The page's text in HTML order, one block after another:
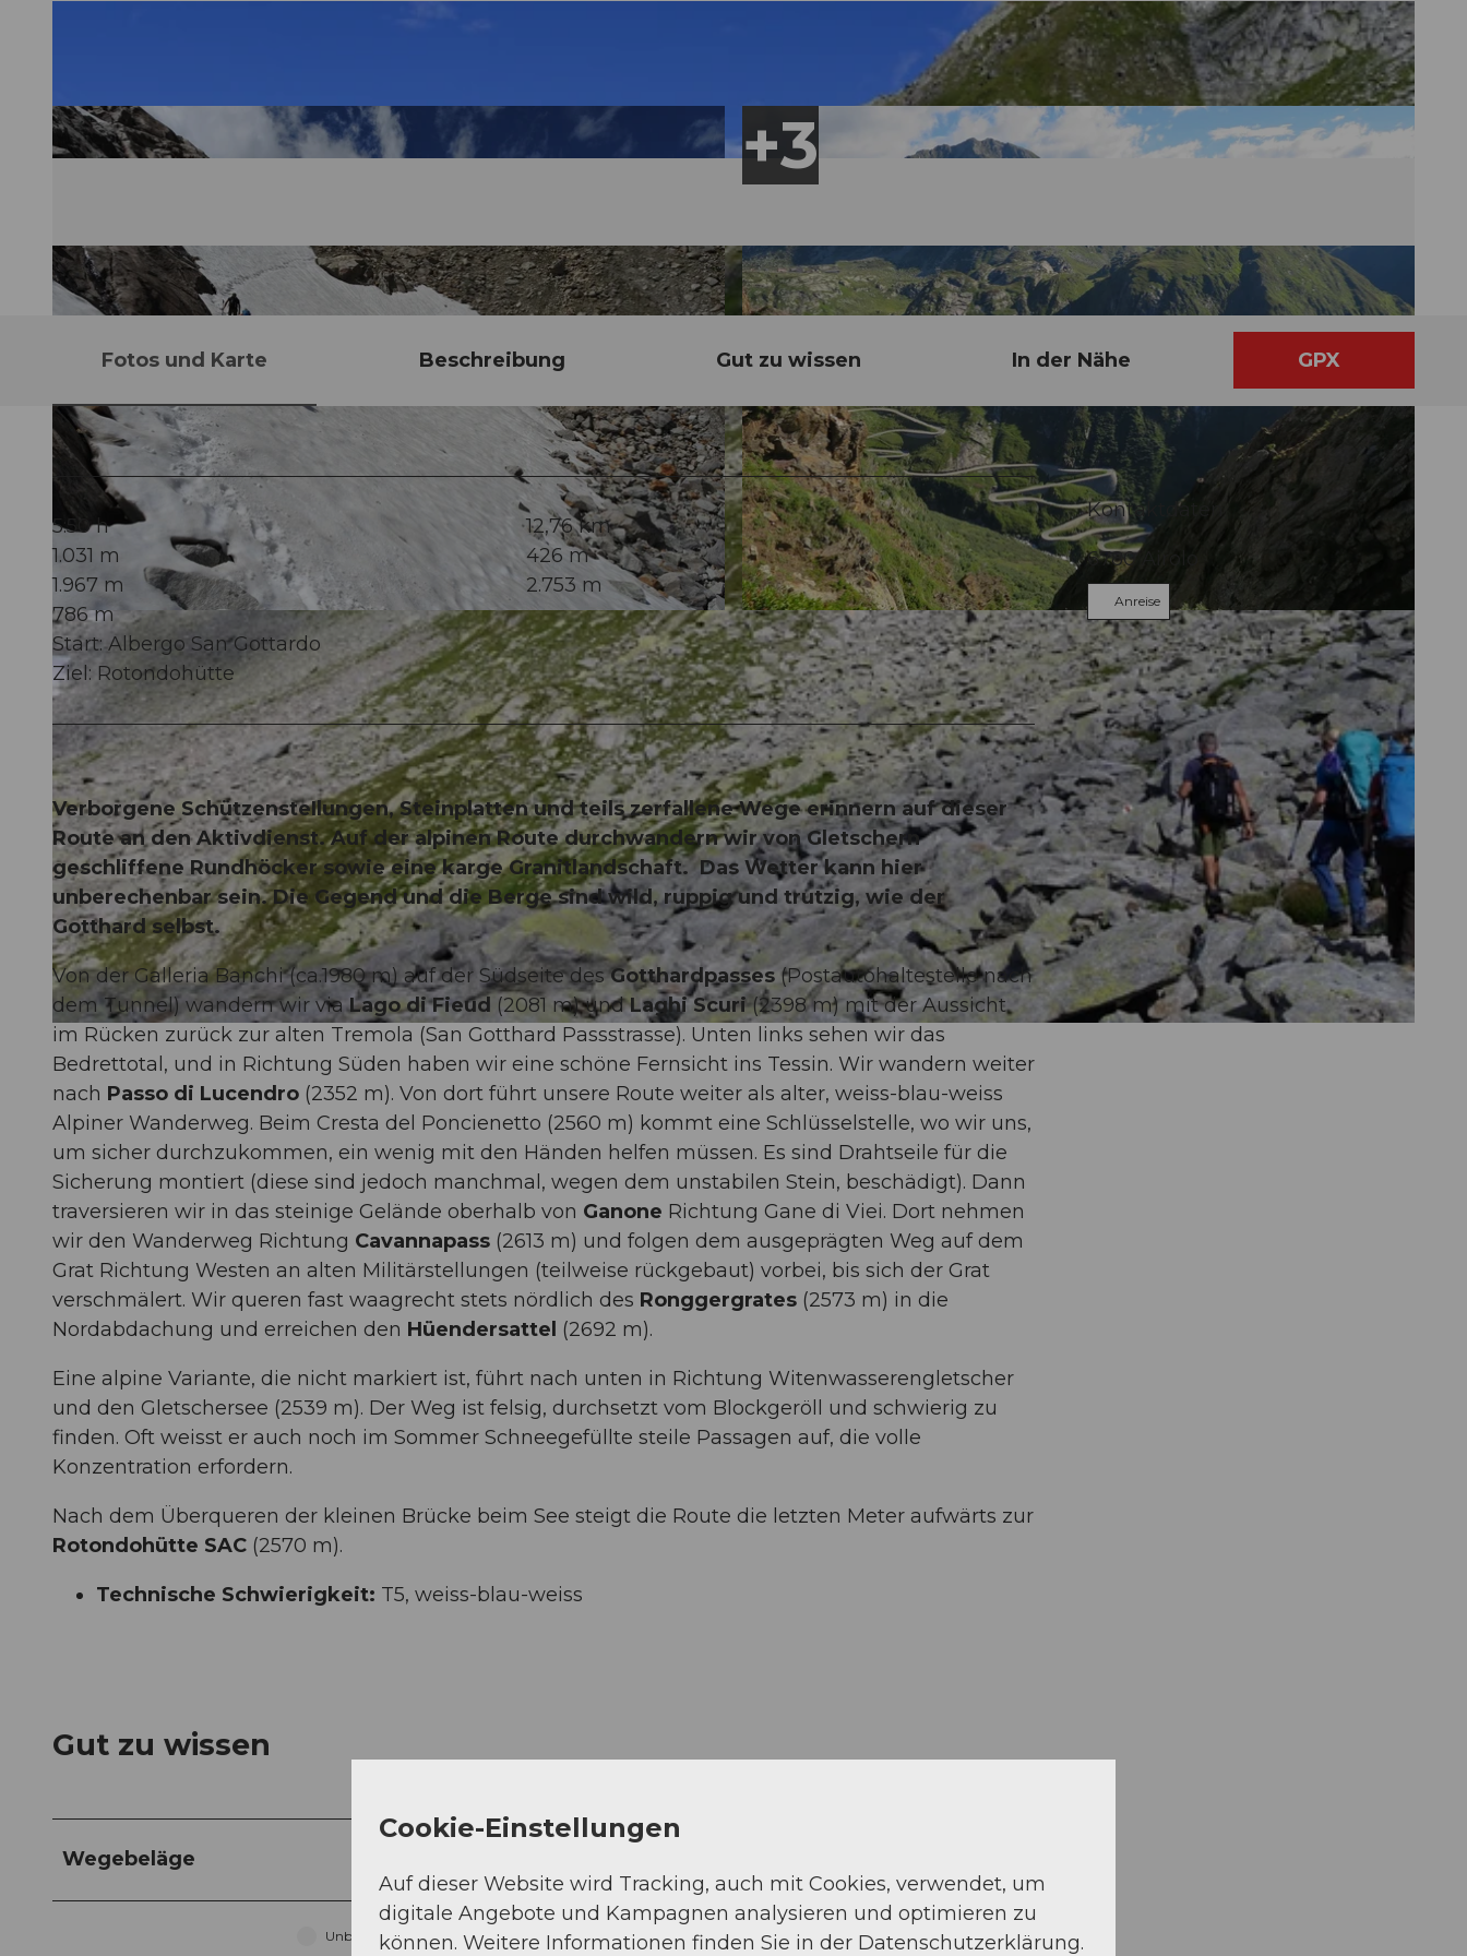
© Markus Fehlmann, Verein Urner Wanderwege | CC-BY
© Sanna Laurén/ Markus Fehlmann, Verein Urner Wanderwege | CC-BY © Sanna Laurén/ Markus Fehlmann, Verein Urner Wanderwege | CC-BY
Fotos und Karte Beschreibung Gut zu wissen In der Nähe GPX
5:50 h
12,76 km
1.031 m
426 m
1.967 m
2.753 m
786 m
Start: Albergo San Gottardo
Ziel: Rotondohütte
Verborgene SchützensteIlungen, Steinplatten und teils zerfallene Wege erinnern auf dieser
Route an den Aktivdienst. Auf der alpinen Route durchwandern wir von Gletschern
geschliffene Rundhöcker sowie eine karge Granitlandschaft. Das Wetter kann hier
unberechenbar sein. Die Gegend und die Berge sind wild, ruppig und trutzig, wie der
Gotthard selbst.
Von der Galleria Banchi (ca.1980 m) auf der Südseite desGotthardpasses (Postautohaltestelle nach
dem Tunnel) wandern wir viaLago di Fieud (2081 m) undLaghi Scuri(2398 m) mit der Aussicht
im Rücken zurück zur alten Tremola (San Gotthard Passstrasse). Unten links sehen wir das
Bedrettotal, und in Richtung Süden haben wir eine schöne Fernsicht ins Tessin. Wir wandern weiter
nach Passo di Lucendro (2352 m). Von dort führt unsere Route weiter als alter, weiss-blau-weiss
Alpiner Wanderweg. Beim Cresta del Poncienetto (2560 m) kommt eine Schlüsselstelle, wo wir uns,
um sicher durchzukommen, ein wenig mit den Händen helfen müssen. Es sind Drahtseile für die
Sicherung montiert (diese sind jedoch manchmal, wegen dem unstabilen Stein, beschädigt). Dann
traversieren wir in das steinige Gelände oberhalb von Ganone Richtung Gane di Viei. Dort nehmen
wir den Wanderweg Richtung Cavannapass (2613 m) und folgen dem ausgeprägten Weg auf dem
Grat Richtung Westen an alten Militärstellungen (teilweise rückgebaut) vorbei, bis sich der Grat
verschmälert. Wir queren fast waagrecht stets nördlich des Ronggergrates (2573 m) in die
Nordabdachung und erreichen den Hüendersattel (2692 m).
Eine alpine Variante, die nicht markiert ist, führt nach unten in Richtung Witenwasserengletscher
und den Gletschersee (2539 m). Der Weg ist felsig, durchsetzt vom Blockgeröll und schwierig zu
finden. Oft weisst er auch noch im Sommer Schneegefüllte steile Passagen auf, die volle
Konzentration erfordern.
Nach dem Überqueren der kleinen Brücke beim See steigt die Route die letzten Meter aufwärts zur
Rotondohütte SAC (2570 m).
Technische Schwierigkeit: T5, weiss-blau-weiss
Gut zu wissen
Wegebeläge
Unbekannt (36%) Strasse (2%)
Kontaktdaten
6780
Anreise
Cookie-Einstellungen
Auf dieser Website wird Tracking, auch mit Cookies, verwendet, um
digitale Angebote und Kampagnen analysieren und optimieren zu
können. Weitere Informationen finden Sie in der Datenschutzerklärung.